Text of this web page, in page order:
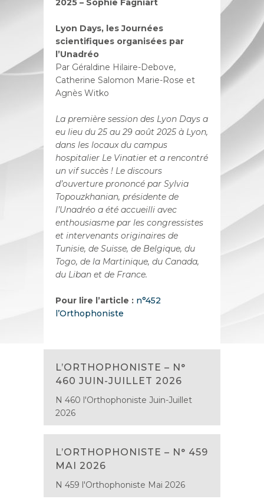
2025 – Sophie Fagniart
Lyon Days, les Journées
scientifiques organisées par
l’Unadréo
Par Géraldine Hilaire-Debove,
Catherine Salomon Marie-Rose et
Agnès Witko
La première session des Lyon Days a
eu lieu du 25 au 29 août 2025 à Lyon,
dans les locaux du campus
hospitalier Le Vinatier et a rencontré
un vif succès ! Le discours
d’ouverture prononcé par Sylvia
Topouzkhanian, présidente de
l’Unadréo a été accueilli avec
enthousiasme par les congressistes
et intervenants originaires de
Tunisie, de Suisse, de Belgique, du
Togo, de la Martinique, du Canada,
du Liban et de France.
Pour lire l’article : n°452
l’Orthophoniste
L’ORTHOPHONISTE – N°
460 JUIN-JUILLET 2026
N 460 l'Orthophoniste Juin-Juillet
2026
L’ORTHOPHONISTE – N° 459
MAI 2026
N 459 l'Orthophoniste Mai 2026